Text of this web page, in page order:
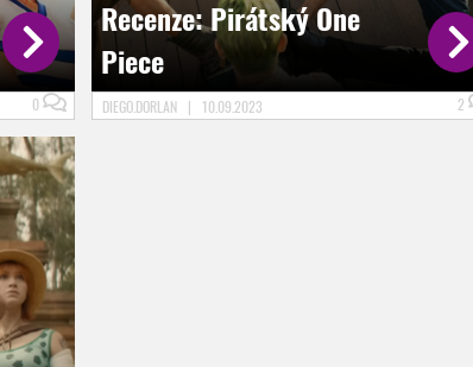
0
Recenze: Pirátský One
Piece
DIEGO.DORLAN | 10.09.2023 2